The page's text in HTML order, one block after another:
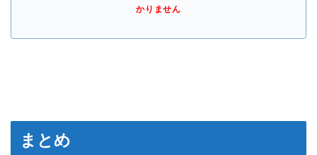
かりません
まとめ